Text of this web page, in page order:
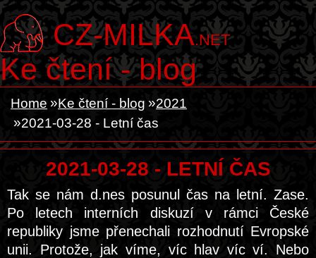
CZ-MILKA.NET
Ke čtení - blog
Home Ke čtení - blog
2021
2021-03-28 - Letní čas
2021-03-28 - LETNÍ ČAS
Tak se nám d.nes posunul čas na letní. Zase.
Po letech interních diskuzí v rámci České
republiky jsme přenechali rozhodnutí Evropské
unii. Protože, jak víme, víc hlav víc ví. Nebo